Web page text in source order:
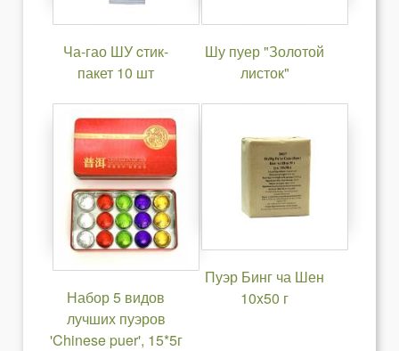
Ча-гао ШУ cтик-
пакет 10 шт
Шу пуер "Золотой
листок"
Набор 5 видов
лучших пуэров
'Chinese puer', 15*5г
Пуэр Бинг ча Шен
10x50 г